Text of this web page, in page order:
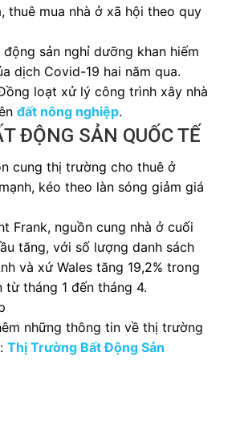
thuê mua nhà ở xã hội theo quy
sản nghỉ dưỡng khan hiếm
dịch Covid-19 hai năm qua.
loạt xử lý công trình xây nhà
đất nông nghiệp.
ĐỘNG SẢN QUỐC TẾ
cung thị trường cho thuê ở
kéo theo làn sóng giảm giá
Frank, nguồn cung nhà ở cuối
tăng, với số lượng danh sách
và xứ Wales tăng 19,2% trong
từ tháng 1 đến tháng 4.
những thông tin về thị trường
Thị Trường Bất Động Sản